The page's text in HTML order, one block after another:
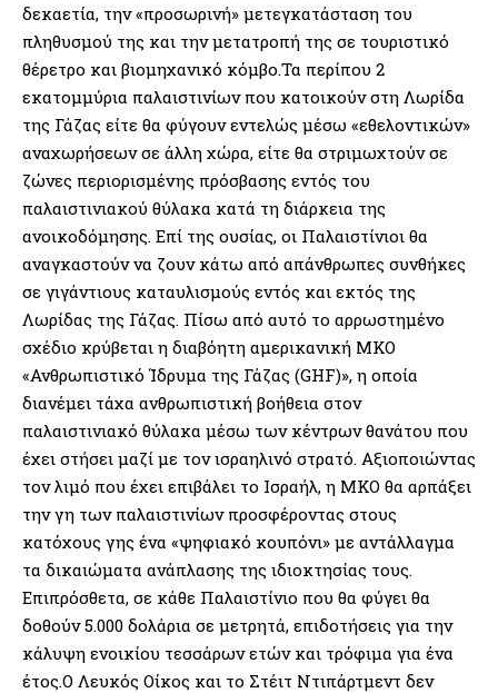
δεκαετία, την «προσωρινή» μετεγκατάσταση του
πληθυσμού της και την μετατροπή της σε τουριστικό
θέρετρο και βιομηχανικό κόμβο.Τα περίπου 2
εκατομμύρια παλαιστινίων που κατοικούν στη Λωρίδα
της Γάζας είτε θα φύγουν εντελώς μέσω «εθελοντικών»
αναχωρήσεων σε άλλη χώρα, είτε θα στριμωχτούν σε
ζώνες περιορισμένης πρόσβασης εντός του
παλαιστινιακού θύλακα κατά τη διάρκεια της
ανοικοδόμησης. Επί της ουσίας, οι Παλαιστίνιοι θα
αναγκαστούν να ζουν κάτω από απάνθρωπες συνθήκες
σε γιγάντιους καταυλισμούς εντός και εκτός της
Λωρίδας της Γάζας. Πίσω από αυτό το αρρωστημένο
σχέδιο κρύβεται η διαβόητη αμερικανική ΜΚΟ
«Ανθρωπιστικό Ίδρυμα της Γάζας (GHF)», η οποία
διανέμει τάχα ανθρωπιστική βοήθεια στον
παλαιστινιακό θύλακα μέσω των κέντρων θανάτου που
έχει στήσει μαζί με τον ισραηλινό στρατό. Αξιοποιώντας
τον λιμό που έχει επιβάλει το Ισραήλ, η ΜΚΟ θα αρπάξει
την γη των παλαιστινίων προσφέροντας στους
κατόχους γης ένα «ψηφιακό κουπόνι» με αντάλλαγμα
τα δικαιώματα ανάπλασης της ιδιοκτησίας τους.
Επιπρόσθετα, σε κάθε Παλαιστίνιο που θα φύγει θα
δοθούν 5.000 δολάρια σε μετρητά, επιδοτήσεις για την
κάλυψη ενοικίου τεσσάρων ετών και τρόφιμα για ένα
έτος.Ο Λευκός Οίκος και το Στέιτ Ντιπάρτμεντ δεν